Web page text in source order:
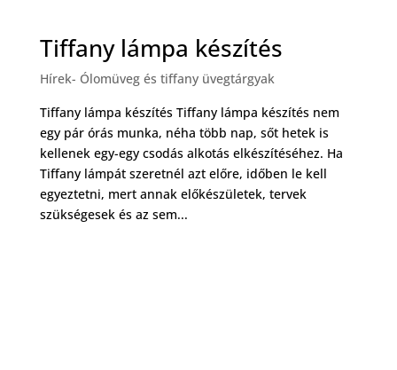
Tiffany lámpa készítés
Hírek- Ólomüveg és tiffany üvegtárgyak
Tiffany lámpa készítés Tiffany lámpa készítés nem
egy pár órás munka, néha több nap, sőt hetek is
kellenek egy-egy csodás alkotás elkészítéséhez. Ha
Tiffany lámpát szeretnél azt előre, időben le kell
egyeztetni, mert annak előkészületek, tervek
szükségesek és az sem...